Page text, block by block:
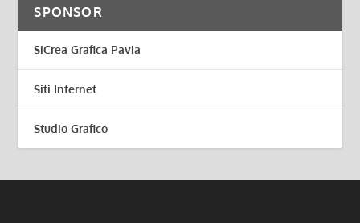
SPONSOR
SiCrea Grafica Pavia
Siti Internet
Studio Grafico